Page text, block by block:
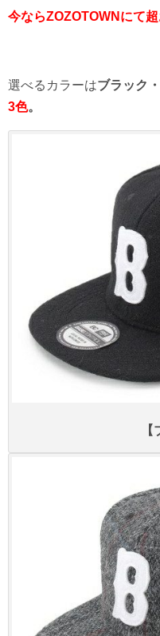
今ならZOZOTOWNにて
選べるカラーはブラック
3色。